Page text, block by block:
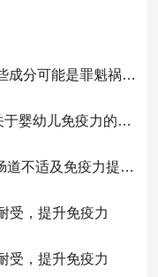
宝宝胃肠道不适？奶粉中的这些成分可能是罪魁祸首！
宝宝总生病就是免疫力低下？关于婴幼儿免疫力的真相，家长必须了解！
宝宝喂养难题：奶粉喂养与胃肠道不适及免疫力提升的奥秘
受，提升免疫力
受，提升免疫力